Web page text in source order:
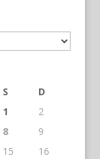
S
D
1
2
8
9
15
16